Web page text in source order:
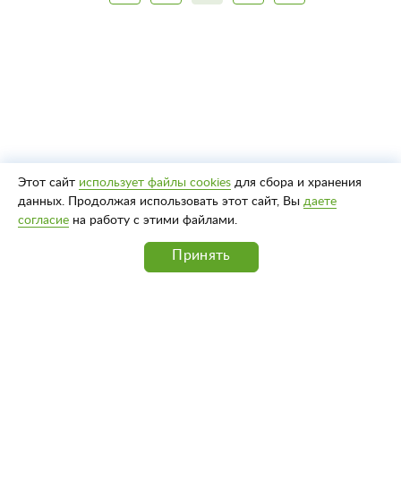
Этот сайт использует файлы cookies для сбора и хранения
данных. Продолжая использовать этот сайт, Вы даете
согласие на работу с этими файлами.
Принять